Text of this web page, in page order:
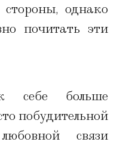
однако
почитать эти
себе больше
побудительной
связи